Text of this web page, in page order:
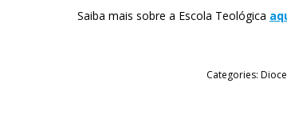
Saiba mais sobre a Escola Teológica
Categories: